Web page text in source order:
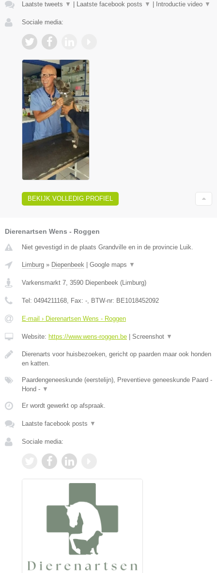
Laatste tweets ▼ Laatste facebook posts ▼ Introductie video ▼
Sociale media:
BEKIJK VOLLEDIG PROFIEL
Dierenartsen Wens - Roggen
Niet gevestigd in de plaats Grandville en in de provincie Luik.
Limburg » Diepenbeek | Google maps ▼
Varkensmarkt 7 3590 Diepenbeek (Limburg)
Tel: 0494211168 , Fax: - , BTW-nr: BE1018452092
E-mail › Dierenartsen Wens - Roggen
Website: https://www.wens-roggen.be | Screenshot ▼
Dierenarts voor huisbezoeken, gericht op paarden maar ook honden
en katten.
Paardengeneeskunde (eerstelijn), Preventieve geneeskunde Paard -
Hond - ▼
Er wordt gewerkt op afspraak.
Laatste facebook posts ▼
Sociale media: